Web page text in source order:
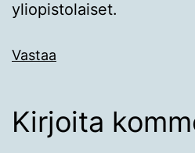
yliopistolaiset.
Vastaa
Kirjoita